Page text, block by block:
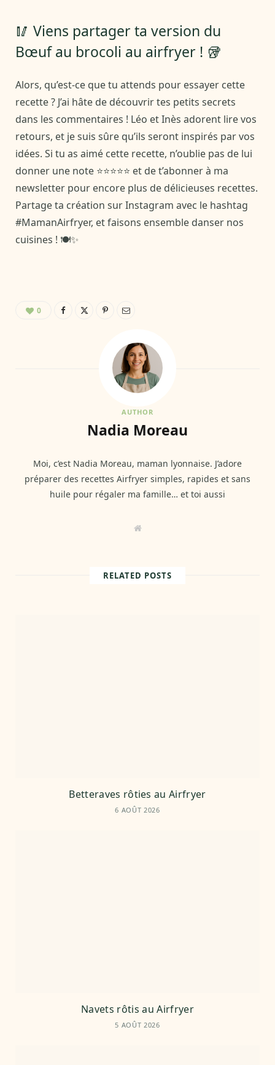
🥢 Viens partager ta version du
Bœuf au brocoli au airfryer ! 🥡
Alors, qu’est-ce que tu attends pour essayer cette
recette ? J’ai hâte de découvrir tes petits secrets
dans les commentaires ! Léo et Inès adorent lire vos
retours, et je suis sûre qu’ils seront inspirés par vos
idées. Si tu as aimé cette recette, n’oublie pas de lui
donner une note ⭐⭐⭐⭐⭐ et de t’abonner à ma
newsletter pour encore plus de délicieuses recettes.
Partage ta création sur Instagram avec le hashtag
#MamanAirfryer, et faisons ensemble danser nos
cuisines ! 🍽️✨
0
AUTHOR
Nadia Moreau
Moi, c’est Nadia Moreau, maman lyonnaise. J’adore
préparer des recettes Airfryer simples, rapides et sans
huile pour régaler ma famille… et toi aussi
W
RELATED POSTS
Betteraves rôties au Airfryer
6 AOÛT 2026
Navets rôtis au Airfryer
5 AOÛT 2026